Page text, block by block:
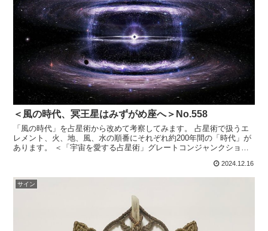
＜風の時代、冥王星はみずがめ座へ＞No.558
「風の時代」を占星術から改めて考察してみます。 占星術で扱うエ
レメント、火、地、風、水の順番にそれぞれ約200年間の「時代」が
あります。 ＜「宇宙を愛する占星術」グレートコンジャンクション
2024.12.16
サイン